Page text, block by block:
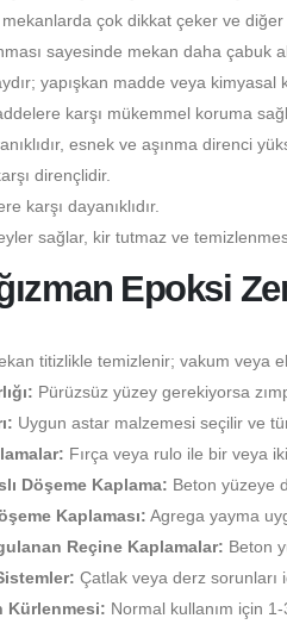
mekanlarda çok dikkat çeker ve
sayesinde mekan daha çabuk
yapışkan madde veya kimyasal
karşı mükemmel koruma
esnek ve aşınma direnci
dirençlidir.
karşı dayanıklıdır.
sağlar, kir tutmaz ve
Epoksi
titizlikle temizlenir; vakum veya
Pürüzsüz yüzey gerekiyorsa
Uygun astar malzemesi seçilir ve
Fırça veya rulo ile bir veya
Döşeme Kaplama: Beton yüzeye
Kaplaması: Agrega yayma
Reçine Kaplamalar: Beton
Çatlak veya derz sorunları
Kürlenmesi: Normal kullanım için